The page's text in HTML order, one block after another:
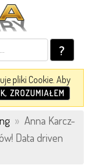
?
pliki Cookie. Aby
ZROZUMIAŁEM
» Anna Karcz-
Data driven